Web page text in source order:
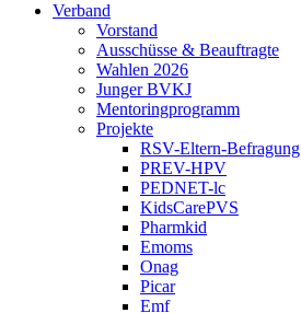
Verband
Vorstand
Ausschüsse & Beauftragte
Wahlen 2026
Junger BVKJ
Mentoringprogramm
Projekte
RSV-Eltern-Befragung
PREV-HPV
PEDNET-lc
KidsCarePVS
Pharmkid
Emoms
Onag
Picar
Emf